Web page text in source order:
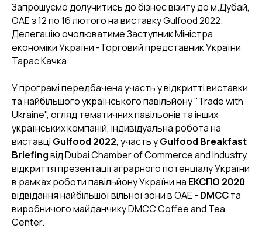
Запрошуємо долучитись до бізнес візиту до м.Дубай,
ОАЕ з 12 по 16 лютого на виставку Gulfood 2022.
Делегацію очолюватиме Заступник Міністра
економіки України -Торговий представник України
Тарас Качка.
У програмі передбачена участь у відкритті виставки
та найбільшого українського павільйону "Trade with
Ukraine", огляд тематичних павільонів та інших
українських компаній, індивідуальна робота на
виставці Gulfood 2022, участь уGulfood Breakfast
Briefingвід Dubai Chamber of Commerce and Industry,
відкриття презентації аграрного потенціалу України
в рамках роботи павільйону України на ЕКСПО 2020,
відвідання найбільшої вільної зони в ОАЕ - DMCCта
виробничого майданчику DMCC Coffee and Tea
Center.